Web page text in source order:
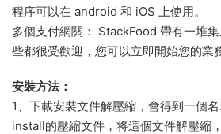
程序可以在 android 和 iOS 上使用。
多個支付網關： StackFood 帶有一堆
些都很受歡迎，您可以立即開始您的業
安裝方法：
1、下載安裝文件解壓縮，會得到一個
install的壓縮文件，将這個文件解壓縮